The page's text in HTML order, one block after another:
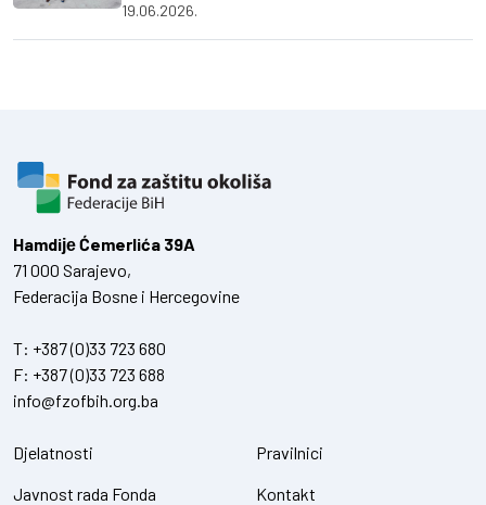
19.06.2026.
Hamdiје Ćemerlića 39A
71 000 Sarajevo,
Federacija Bosne i Hercegovine
T: +387 (0)33 723 680
F: +387 (0)33 723 688
info@fzofbih.org.ba
Djelatnosti
Javnost rada Fonda
Pravilnici
Kontakt